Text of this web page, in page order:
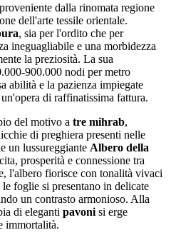
dalla rinomata regione
dell'arte tessile orientale.
, sia per l'ordito che per
ineguagliabile e una morbidezza
la preziosità. La sua
900.000 nodi per metro
abilità e la pazienza impiegate
di raffinatissima fattura.
del motivo a tre mihrab,
di preghiera presenti nelle
un lussureggiante Albero della
prosperità e connessione tra
l'albero fiorisce con tonalità vivaci
foglie si presentano in delicate
un contrasto armonioso. Alla
di eleganti pavoni si erge
immortalità.